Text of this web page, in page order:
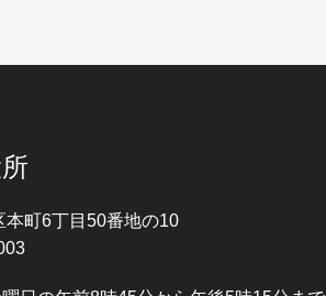
本町6丁目50番地の10